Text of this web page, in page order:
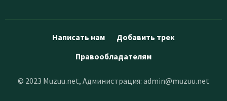
Написать нам
Добавить трек
Правообладателям
© 2023 Muzuu.net, Администрация: admin@muzuu.net